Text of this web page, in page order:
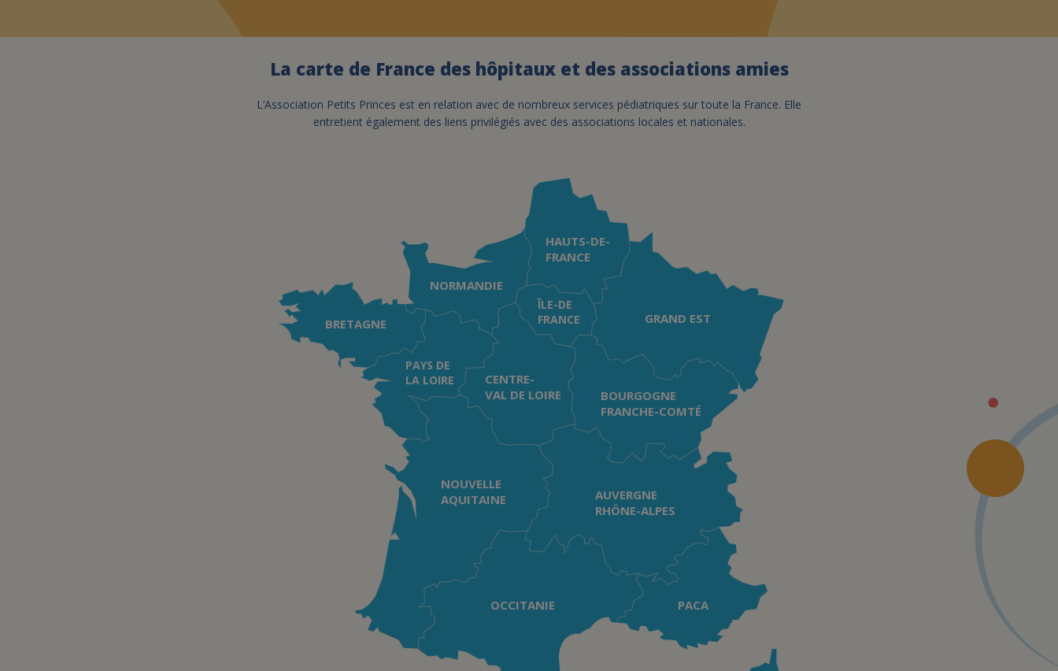
La carte de France des hôpitaux et des associations amies
L’Association Petits Princes est en relation avec de nombreux services pédiatriques sur toute la France. Elle
entretient également des liens privilégiés avec des associations locales et nationales.
AUVERGNE
RHÔNE-ALPES
OCCITANIE PACA
PAYS DE
LA LOIRE
NOUVELLE
AQUITAINE
BOURGOGNE
FRANCHE-COMTÉ
NORMANDIE
ÎLE-DE
FRANCE
HAUTS-DE-
FRANCE
GRAND EST
CENTRE-
VAL DE LOIRE
BRETAGNE